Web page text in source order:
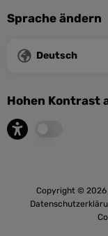
Sprache ändern
Deutsch
Hohen Kontrast
Copyright © 2026